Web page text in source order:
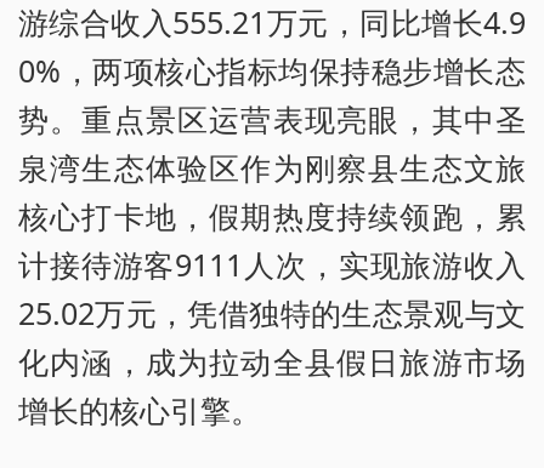
游综合收入555.21万元，同比增长4.9
0%，两项核心指标均保持稳步增长态
势。重点景区运营表现亮眼，其中圣
泉湾生态体验区作为刚察县生态文旅
核心打卡地，假期热度持续领跑，累
计接待游客9111人次，实现旅游收入
25.02万元，凭借独特的生态景观与文
化内涵，成为拉动全县假日旅游市场
增长的核心引擎。